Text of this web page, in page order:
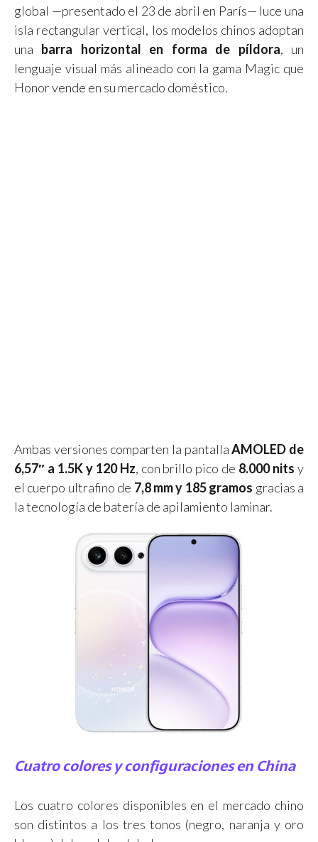
global —presentado el 23 de abril en París— luce una
isla rectangular vertical, los modelos chinos adoptan
una barra horizontal en forma de píldora, un
lenguaje visual más alineado con la gama Magic que
Honor vende en su mercado doméstico.
Ambas versiones comparten la pantallaAMOLED de
6,57″ a 1.5K y 120 Hz, con brillo pico de 8.000 nits y
el cuerpo ultrafino de 7,8 mm y 185 gramos gracias a
la tecnología de batería de apilamiento laminar.
Cuatro colores y configuraciones en China
Los cuatro colores disponibles en el mercado chino
son distintos a los tres tonos (negro, naranja y oro